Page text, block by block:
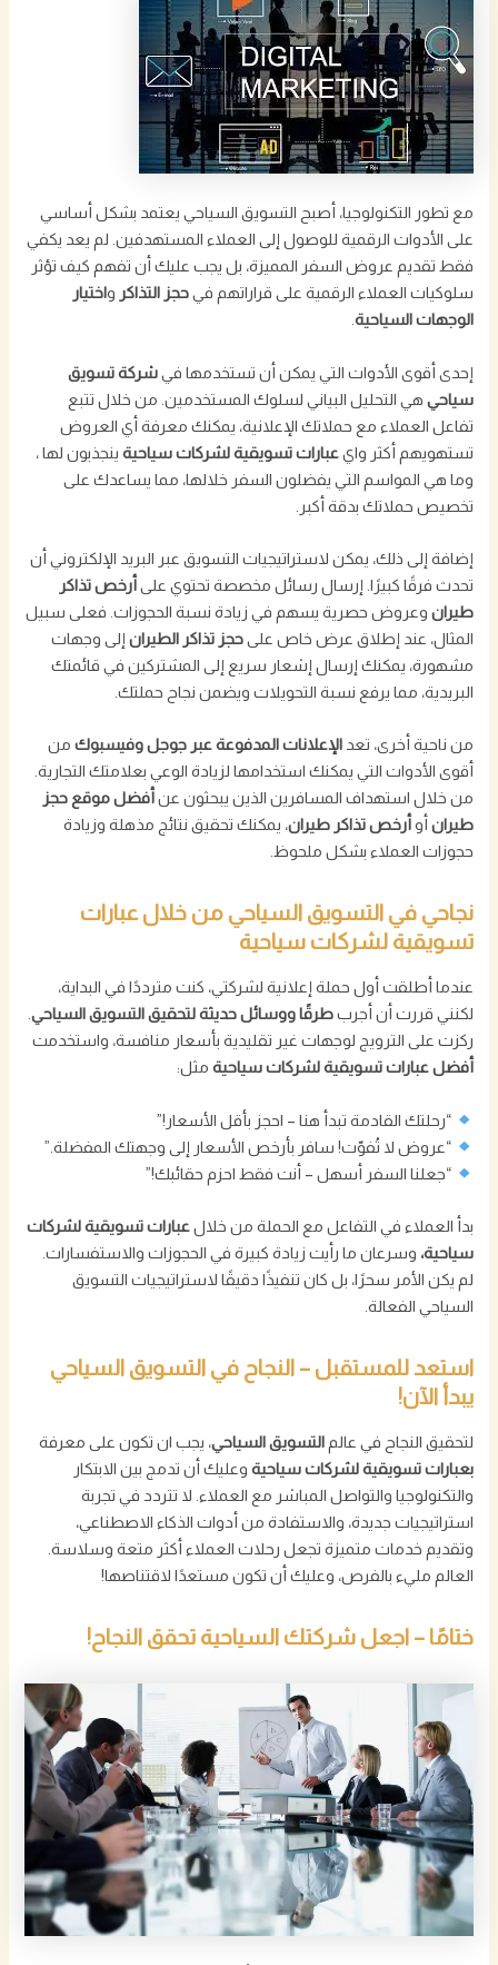
مع تطور التكنولوجيا، أصبح التسويق السياحي يعتمد بشكل أساسي
على الأدوات الرقمية للوصول إلى العملاء المستهدفين. لم يعد يكفي
فقط تقديم عروض السفر المميزة، بل يجب عليك أن تفهم كيف تؤثر
سلوكيات العملاء الرقمية على قراراتهم في حجز التذاكرو اختيار
الوجهات السياحية.
إحدى أقوى الأدوات التي يمكن أن تستخدمها في شركة تسويق
سياحيهي التحليل البياني لسلوك المستخدمين. من خلال تتبع
تفاعل العملاء مع حملاتك الإعلانية، يمكنك معرفة أي العروض
تستهويهم أكثر وايعبارات تسويقية لشركات سياحيةينجذبون لها ،
وما هي المواسم التي يفضلون السفر خلالها، مما يساعدك على
تخصيص حملاتك بدقة أكبر.
إضافة إلى ذلك، يمكن لاستراتيجيات التسويق عبر البريد الإلكتروني أن
تحدث فرقًا كبيرًا. إرسال رسائل مخصصة تحتوي على
أرخص تذاكر
طيرانوعروض حصرية يسهم في زيادة نسبة الحجوزات. فعلى سبيل
المثال، عند إطلاق عرض خاص على
حجز تذاكر الطيرانإلى وجهات
مشهورة، يمكنك إرسال إشعار سريع إلى المشتركين في قائمتك
البريدية، مما يرفع نسبة التحويلات ويضمن نجاح حملتك.
من ناحية أخرى، تعدالإعلانات المدفوعة عبر جوجل وفيسبوكمن
أقوى الأدوات التي يمكنك استخدامها لزيادة الوعي بعلامتك التجارية.
من خلال استهداف المسافرين الذين يبحثون عنأفضل موقع حجز
طيرانأوأرخص تذاكر طيران، يمكنك تحقيق نتائج مذهلة وزيادة
حجوزات العملاء بشكل ملحوظ.
نجاحي في التسويق السياحي من خلال عبارات
تسويقية لشركات سياحية
عندما أطلقت أول حملة إعلانية لشركتي، كنت مترددًا في البداية،
لكنني قررت أن أجربطرقًا ووسائل حديثة لتحقيق التسويق السياحي.
ركزت على الترويج لوجهات غير تقليدية بأسعار منافسة، واستخدمت
أفضل عبارات تسويقية لشركات سياحيةمثل:
“رحلتك القادمة تبدأ هنا – احجز بأقل الأسعار!”
“عروض لا تُفوّت! سافر بأرخص الأسعار إلى وجهتك المفضلة.”
“جعلنا السفر أسهل – أنت فقط احزم حقائبك!”
بدأ العملاء في التفاعل مع الحملة من خلال عبارات تسويقية لشركات
سياحية،وسرعان ما رأيت زيادة كبيرة في الحجوزات والاستفسارات.
لم يكن الأمر سحرًا، بل كان تنفيذًا دقيقًا لاستراتيجيات التسويق
السياحي الفعالة.
استعد للمستقبل – النجاح في التسويق السياحي
يبدأ الآن!
لتحقيق النجاح في عالمالتسويق السياحي، يجب ان تكون على معرفة
بعبارات تسويقية لشركات سياحيةوعليك أن تدمج بين الابتكار
والتكنولوجيا والتواصل المباشر مع العملاء. لا تتردد في تجربة
استراتيجيات جديدة، والاستفادة من أدوات الذكاء الاصطناعي،
وتقديم خدمات متميزة تجعل رحلات العملاء أكثر متعة وسلاسة.
العالم مليء بالفرص، وعليك أن تكون مستعدًا لاقتناصها!
ختامًا – اجعل شركتك السياحية تحقق النجاح!